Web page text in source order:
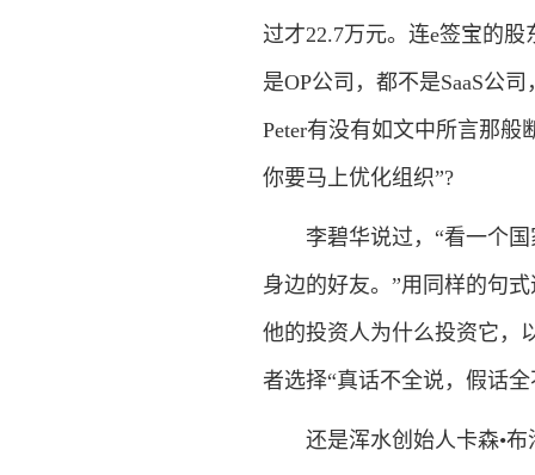
过才22.7万元。连e签宝的
是OP公司，都不是SaaS公
Peter有没有如文中所言那般
你要马上优化组织”?
李碧华说过，“看一个国
身边的好友。”用同样的句
他的投资人为什么投资它，
者选择“真话不全说，假话
还是浑水创始人卡森•布